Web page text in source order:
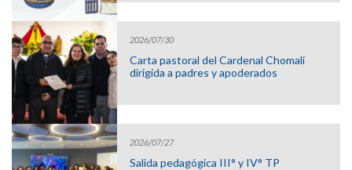
2026/07/30
Carta pastoral del Cardenal Chomali
dirigida a padres y apoderados
2026/07/27
Salida pedagógica III° y IV° TP